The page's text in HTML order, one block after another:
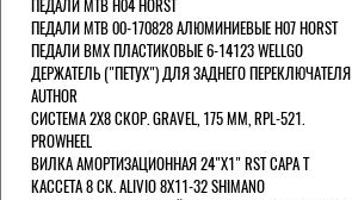
ПЕДАЛИ MTB H04 HORST
ПЕДАЛИ MTB 00-170828 АЛЮМИНИЕВЫЕ H07 HORST
ПЕДАЛИ BMX ПЛАСТИКОВЫЕ 6-14123 WELLGO
ДЕРЖАТЕЛЬ ("ПЕТУХ") ДЛЯ ЗАДНЕГО ПЕРЕКЛЮЧАТЕЛЯ
AUTHOR
СИСТЕМА 2Х8 СКОР. GRAVEL, 175 ММ, RPL-521.
PROWHEEL
ВИЛКА АМОРТИЗАЦИОННАЯ 24"Х1" RST CAPA Т
КАССЕТА 8 СК. ALIVIO 8Х11-32 SHIMANO